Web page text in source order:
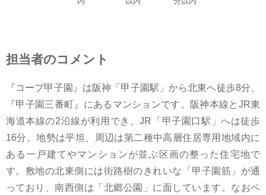
担当者のコメント
『コープ甲子園』は阪神「甲子園駅」から北東へ徒歩8分、
『甲子園三番町』にあるマンションです。阪神本線とJR東
海道本線の2沿線が利用でき、JR「甲子園口駅」へは徒歩
16分。地勢は平坦、周辺は第二種中高層住居専用地域内に
ある一戸建てやマンションが並ぶ区画の整った住宅地で
す。敷地の北東側には街路樹のきれいな「甲子園筋」が通
っており、南西側は「北郷公園」に面しています。なおペ